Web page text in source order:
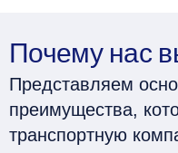
Почему нас
Представляем
преимущества,
транспортную